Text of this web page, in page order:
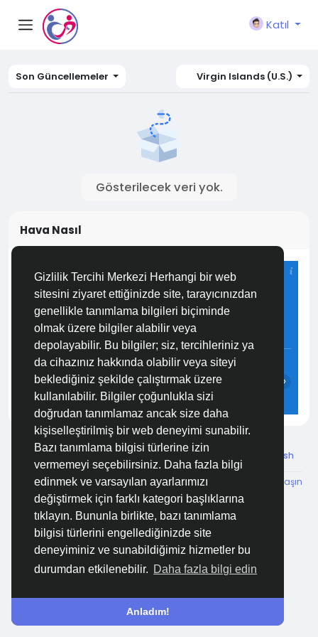
Gizlilik Tercihi Merkezi Herhangi bir web
sitesini ziyaret ettiğinizde site, tarayıcınızdan
genellikle tanımlama bilgileri biçiminde
olmak üzere bilgiler alabilir veya
depolayabilir. Bu bilgiler; siz, tercihleriniz ya
da cihazınız hakkında olabilir veya siteyi
beklediğiniz şekilde çalıştırmak üzere
kullanılabilir. Bilgiler çoğunlukla sizi
doğrudan tanımlamaz ancak size daha
kişiselleştirilmiş bir web deneyimi sunabilir.
Bazı tanımlama bilgisi türlerine izin
vermemeyi seçebilirsiniz. Daha fazla bilgi
edinmek ve varsayılan ayarlarımızı
değiştirmek için farklı kategori başlıklarına
tıklayın. Bununla birlikte, bazı tanımlama
bilgisi türlerini engellediğinizde site
deneyiminiz ve sunabildiğimiz hizmetler bu
durumdan etkilenebilir. Daha fazla bilgi edin
Anladım!
Katıl
Son Güncellemeler Virgin Islands (U.S.)
Gösterilecek veri yok.
Hava Nasıl
Istanbul
23°C
3.2 m/s 89%
05:00
23°C
06:00
23°C
07:00
23°C
08:00
25°C
09:00
‹ ›
© 2026 Özelim Turkish
Hakkımızda Koşullar KVKK HSVTP
Bize Ulaşın
Destek Merkezi